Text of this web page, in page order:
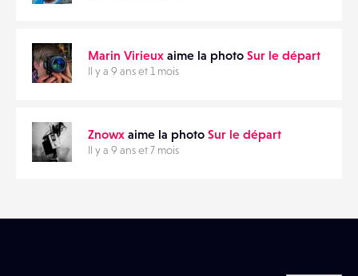
ÉVÉNEMENTS
Marin Virieux aime la photo Sur le départ
Il y a 9 ans et 1 mois
Znowx aime la photo Sur le départ
Il y a 9 ans et 7 mois